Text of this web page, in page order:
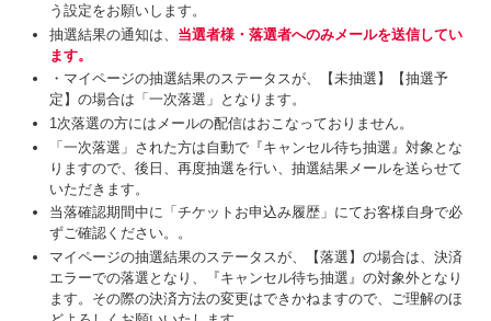
う設定をお願いします。
抽選結果の通知は、 当選者様・落選者へのみメールを送信してい
ます。
・マイページの抽選結果のステータスが、【未抽選】【抽選予
定】の場合は「一次落選」となります。
1次落選の方にはメールの配信はおこなっておりません。
「一次落選」された方は自動で『キャンセル待ち抽選』対象とな
りますので、後日、再度抽選を行い、抽選結果メールを送らせて
いただきます。
当落確認期間中に「チケットお申込み履歴」にてお客様自身で必
ずご確認ください。。
マイページの抽選結果のステータスが、【落選】の場合は、決済
エラーでの落選となり、『キャンセル待ち抽選』の対象外となり
ます。その際の決済方法の変更はできかねますので、ご理解のほ